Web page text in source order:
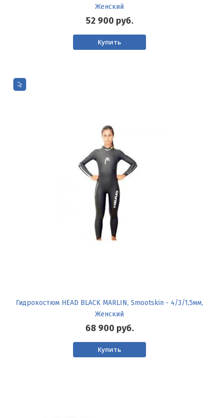
Женский
52 900 руб.
Купить
Гидрокостюм HEAD BLACK MARLIN, Smootskin - 4/3/1,5мм,
Женский
68 900 руб.
Купить